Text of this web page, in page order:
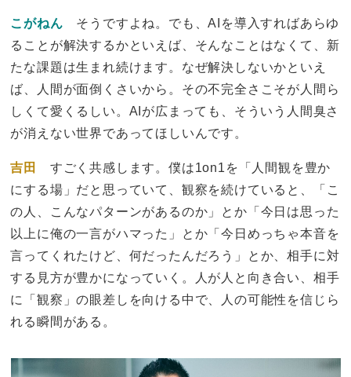
こがねん そうですよね。でも、AIを導入すればあらゆ
ることが解決するかといえば、そんなことはなくて、新
たな課題は生まれ続けます。なぜ解決しないかといえ
ば、人間が面倒くさいから。その不完全さこそが人間ら
しくて愛くるしい。AIが広まっても、そういう人間臭さ
が消えない世界であってほしいんです。
吉田
すごく共感します。僕は1on1を「人間観を豊か
にする場」だと思っていて、観察を続けていると、「こ
の人、こんなパターンがあるのか」とか「今日は思った
以上に俺の一言がハマった」とか「今日めっちゃ本音を
言ってくれたけど、何だったんだろう」とか、相手に対
する見方が豊かになっていく。人が人と向き合い、相手
に「観察」の眼差しを向ける中で、人の可能性を信じら
れる瞬間がある。